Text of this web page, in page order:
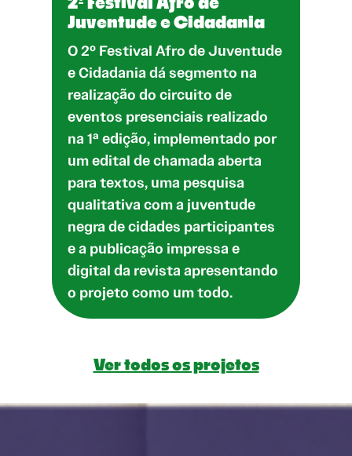
2º Festival Afro de
Juventude e Cidadania
O 2º Festival Afro de Juventude
e Cidadania dá segmento na
realização do circuito de
eventos presenciais realizado
na 1ª edição, implementado por
um edital de chamada aberta
para textos, uma pesquisa
qualitativa com a juventude
negra de cidades participantes
e a publicação impressa e
digital da revista apresentando
o projeto como um todo.
Ver todos os projetos